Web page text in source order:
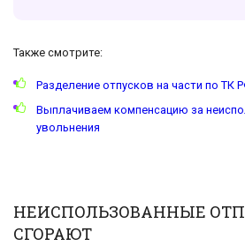
Также смотрите:
Разделение отпусков на части по ТК
Выплачиваем компенсацию за
увольнения
НЕИСПОЛЬЗОВАННЫЕ
СГОРАЮТ